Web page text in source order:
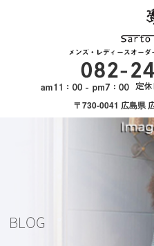
〒730-0041 広島県
BLOG